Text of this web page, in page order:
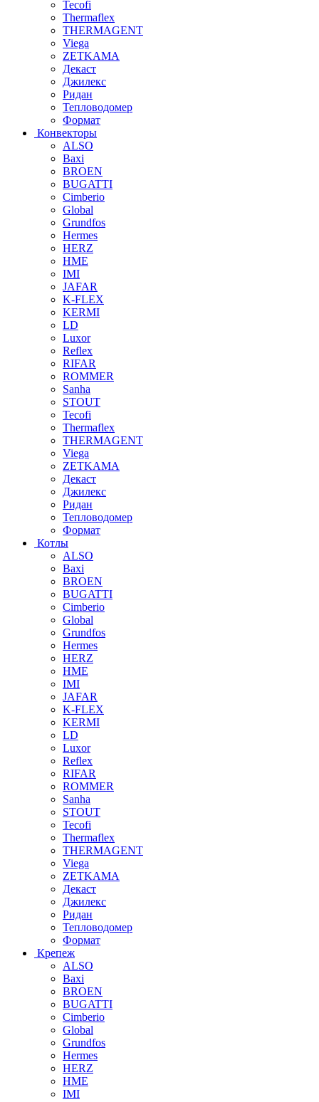
Tecofi
Thermaflex
THERMAGENT
Viega
ZETKAMA
Декаст
Джилекс
Ридан
Тепловодомер
Формат
Конвекторы
ALSO
Baxi
BROEN
BUGATTI
Cimberio
Global
Grundfos
Hermes
HERZ
HME
IMI
JAFAR
K-FLEX
KERMI
LD
Luxor
Reflex
RIFAR
ROMMER
Sanha
STOUT
Tecofi
Thermaflex
THERMAGENT
Viega
ZETKAMA
Декаст
Джилекс
Ридан
Тепловодомер
Формат
Котлы
ALSO
Baxi
BROEN
BUGATTI
Cimberio
Global
Grundfos
Hermes
HERZ
HME
IMI
JAFAR
K-FLEX
KERMI
LD
Luxor
Reflex
RIFAR
ROMMER
Sanha
STOUT
Tecofi
Thermaflex
THERMAGENT
Viega
ZETKAMA
Декаст
Джилекс
Ридан
Тепловодомер
Формат
Крепеж
ALSO
Baxi
BROEN
BUGATTI
Cimberio
Global
Grundfos
Hermes
HERZ
HME
IMI